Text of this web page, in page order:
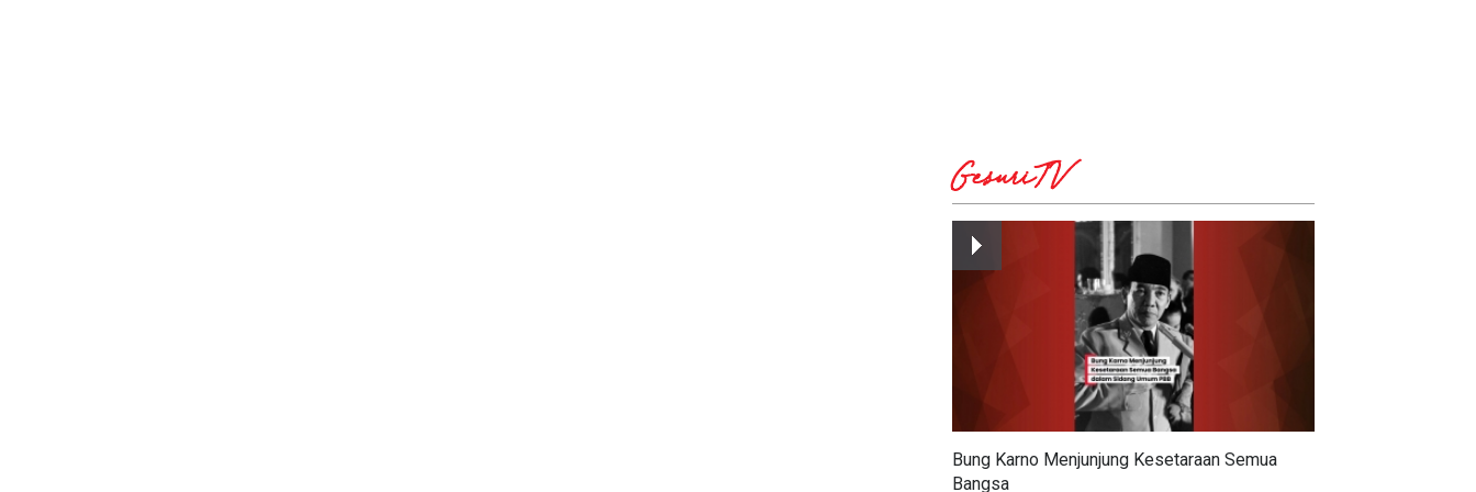
GesuriTV
Bung Karno Menjunjung Kesetaraan Semua
Bangsa